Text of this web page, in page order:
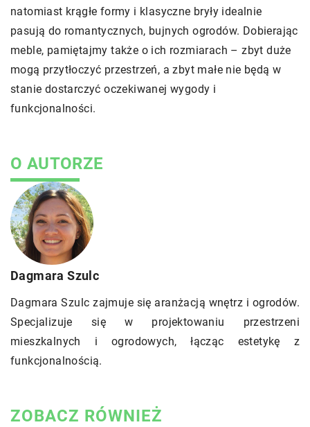
natomiast krągłe formy i klasyczne bryły idealnie
pasują do romantycznych, bujnych ogrodów. Dobierając
meble, pamiętajmy także o ich rozmiarach – zbyt duże
mogą przytłoczyć przestrzeń, a zbyt małe nie będą w
stanie dostarczyć oczekiwanej wygody i
funkcjonalności.
O AUTORZE
Dagmara Szulc
Dagmara Szulc zajmuje się aranżacją wnętrz i ogrodów.
Specjalizuje się w projektowaniu przestrzeni
mieszkalnych i ogrodowych, łącząc estetykę z
funkcjonalnością.
ZOBACZ RÓWNIEŻ